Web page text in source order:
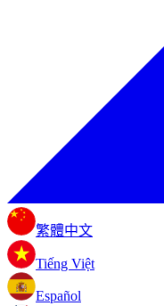
繁體中文
Tiếng Việt
Español